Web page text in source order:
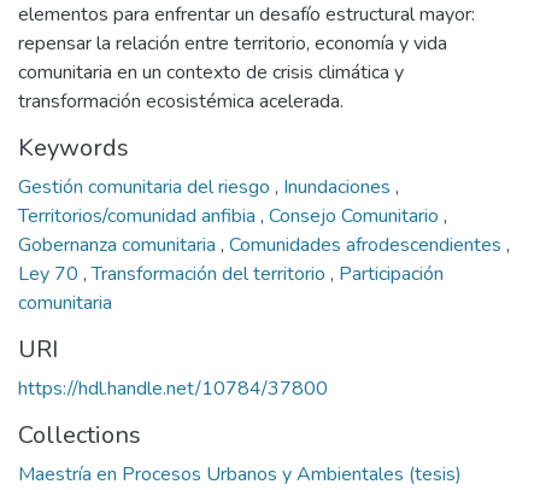
elementos para enfrentar un desafío estructural mayor:
repensar la relación entre territorio, economía y vida
comunitaria en un contexto de crisis climática y
transformación ecosistémica acelerada.
Keywords
Gestión comunitaria del riesgo , Inundaciones ,
Territorios/comunidad anfibia , Consejo Comunitario ,
Gobernanza comunitaria , Comunidades afrodescendientes ,
Ley 70 ,Transformación del territorio , Participación
comunitaria
URI
https://hdl.handle.net/10784/37800
Collections
Maestría en Procesos Urbanos y Ambientales (tesis)